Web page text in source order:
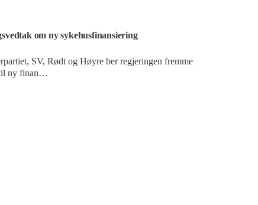
om ny sykehusfinansiering
SV, Rødt og Høyre ber regjeringen fremme
ny finan…